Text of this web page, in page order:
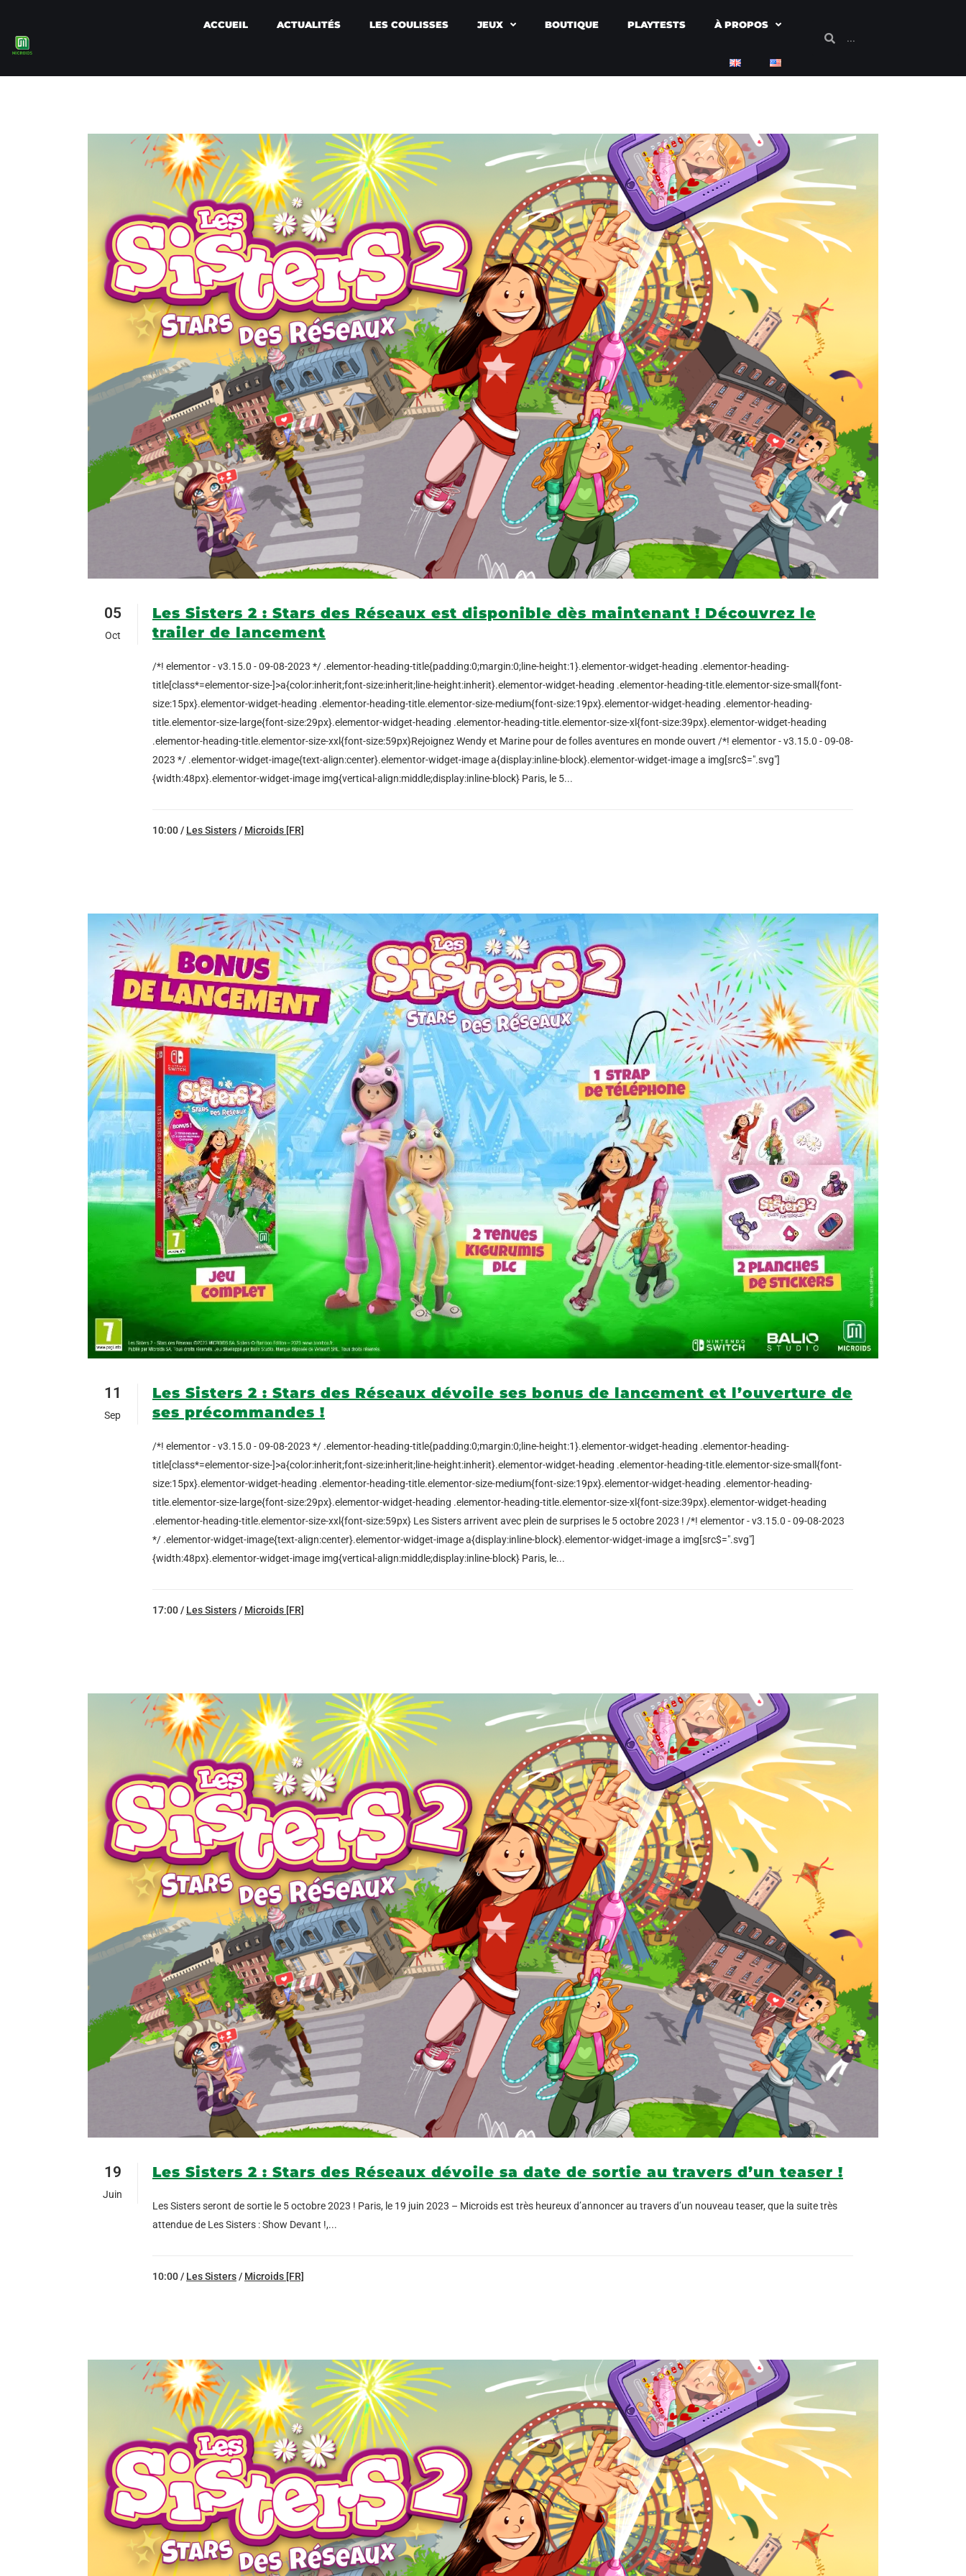
ACCUEIL ACTUALITÉS LES COULISSES JEUX BOUTIQUE PLAYTESTS À PROPOS
05
Oct
Les Sisters 2 : Stars des Réseaux est disponible dès maintenant ! Découvrez le
trailer de lancement
/*! elementor - v3.15.0 - 09-08-2023 */ .elementor-heading-title{padding:0;margin:0;line-height:1}.elementor-widget-heading .elementor-heading-
title[class*=elementor-size-]>a{color:inherit;font-size:inherit;line-height:inherit}.elementor-widget-heading .elementor-heading-title.elementor-size-small{font-
size:15px}.elementor-widget-heading .elementor-heading-title.elementor-size-medium{font-size:19px}.elementor-widget-heading .elementor-heading-
title.elementor-size-large{font-size:29px}.elementor-widget-heading .elementor-heading-title.elementor-size-xl{font-size:39px}.elementor-widget-heading
.elementor-heading-title.elementor-size-xxl{font-size:59px}Rejoignez Wendy et Marine pour de folles aventures en monde ouvert /*! elementor - v3.15.0 - 09-08-
2023 */ .elementor-widget-image{text-align:center}.elementor-widget-image a{display:inline-block}.elementor-widget-image a img[src$=".svg"]
{width:48px}.elementor-widget-image img{vertical-align:middle;display:inline-block} Paris, le 5...
10:00 / Les Sisters / Microids [FR]
11
Sep
Les Sisters 2 : Stars des Réseaux dévoile ses bonus de lancement et l’ouverture de
ses précommandes !
/*! elementor - v3.15.0 - 09-08-2023 */ .elementor-heading-title{padding:0;margin:0;line-height:1}.elementor-widget-heading .elementor-heading-
title[class*=elementor-size-]>a{color:inherit;font-size:inherit;line-height:inherit}.elementor-widget-heading .elementor-heading-title.elementor-size-small{font-
size:15px}.elementor-widget-heading .elementor-heading-title.elementor-size-medium{font-size:19px}.elementor-widget-heading .elementor-heading-
title.elementor-size-large{font-size:29px}.elementor-widget-heading .elementor-heading-title.elementor-size-xl{font-size:39px}.elementor-widget-heading
.elementor-heading-title.elementor-size-xxl{font-size:59px} Les Sisters arrivent avec plein de surprises le 5 octobre 2023 ! /*! elementor - v3.15.0 - 09-08-2023
*/ .elementor-widget-image{text-align:center}.elementor-widget-image a{display:inline-block}.elementor-widget-image a img[src$=".svg"]
{width:48px}.elementor-widget-image img{vertical-align:middle;display:inline-block} Paris, le...
17:00 / Les Sisters / Microids [FR]
19
Juin
Les Sisters 2 : Stars des Réseaux dévoile sa date de sortie au travers d’un teaser !
Les Sisters seront de sortie le 5 octobre 2023 ! Paris, le 19 juin 2023 – Microids est très heureux d’annoncer au travers d’un nouveau teaser, que la suite très
attendue de Les Sisters : Show Devant !,...
10:00 / Les Sisters/ Microids [FR]